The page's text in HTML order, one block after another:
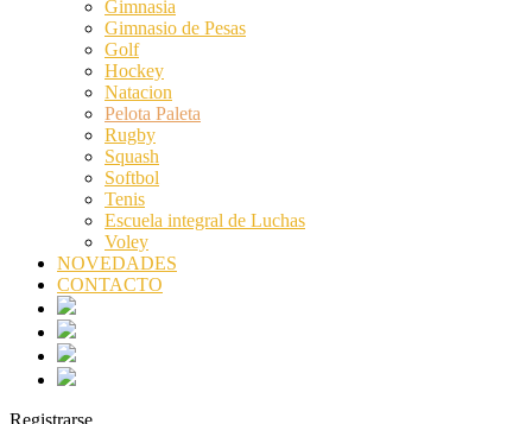
Gimnasia
Gimnasio de Pesas
Golf
Hockey
Natacion
Pelota Paleta
Rugby
Squash
Softbol
Tenis
Escuela integral de Luchas
Voley
NOVEDADES
CONTACTO
Registrarse